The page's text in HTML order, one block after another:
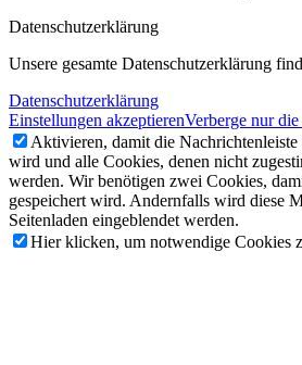
Datenschutzerklärung
Unsere gesamte Datenschutzerklärung
Datenschutzerklärung
Einstellungen akzeptierenVerberge nur
Aktivieren, damit die Nachrichtenleiste
wird und alle Cookies, denen nicht
werden. Wir benötigen zwei Cookies,
gespeichert wird. Andernfalls wird diese
Seitenladen eingeblendet werden.
Hier klicken, um notwendige Cookies